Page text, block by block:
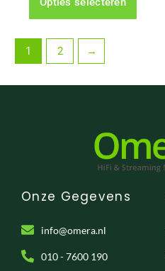
de
productpagina
1 2 →
Onze Gegevens
info@omera.nl
010 - 7600 190